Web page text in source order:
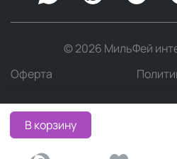
В корзину
© 2026 МильФей
Оферта